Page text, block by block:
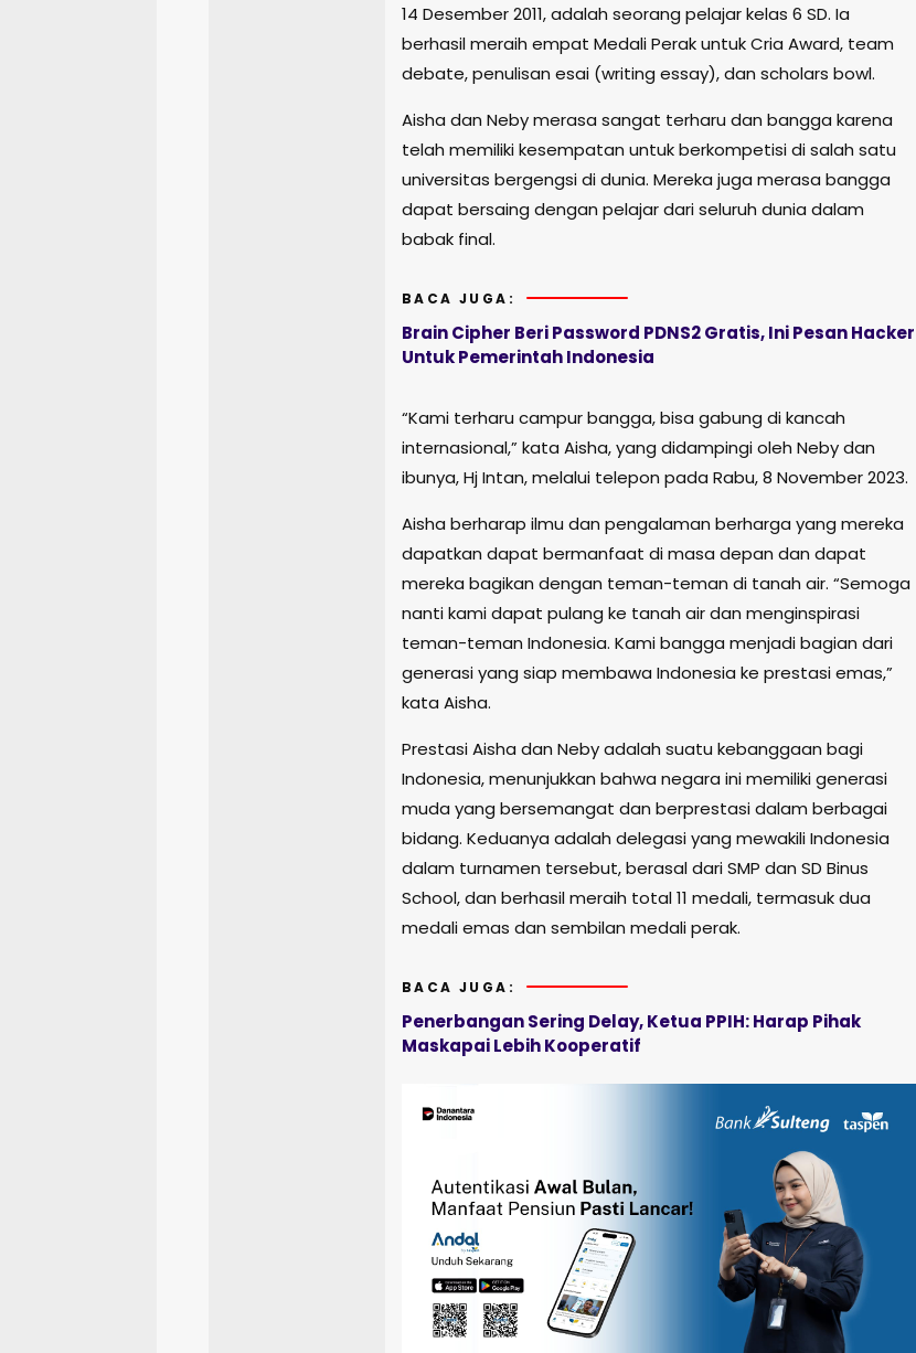
14 Desember 2011, adalah seorang pelajar kelas 6 SD. Ia
berhasil meraih empat Medali Perak untuk Cria Award, team
debate, penulisan esai (writing essay), dan scholars bowl.
Aisha dan Neby merasa sangat terharu dan bangga karena
telah memiliki kesempatan untuk berkompetisi di salah satu
universitas bergengsi di dunia. Mereka juga merasa bangga
dapat bersaing dengan pelajar dari seluruh dunia dalam
babak final.
BACA JUGA:
Brain Cipher Beri Password PDNS2 Gratis, Ini Pesan Hacker
Untuk Pemerintah Indonesia
“Kami terharu campur bangga, bisa gabung di kancah
internasional,” kata Aisha, yang didampingi oleh Neby dan
ibunya, Hj Intan, melalui telepon pada Rabu, 8 November 2023.
Aisha berharap ilmu dan pengalaman berharga yang mereka
dapatkan dapat bermanfaat di masa depan dan dapat
mereka bagikan dengan teman-teman di tanah air. “Semoga
nanti kami dapat pulang ke tanah air dan menginspirasi
teman-teman Indonesia. Kami bangga menjadi bagian dari
generasi yang siap membawa Indonesia ke prestasi emas,”
kata Aisha.
Prestasi Aisha dan Neby adalah suatu kebanggaan bagi
Indonesia, menunjukkan bahwa negara ini memiliki generasi
muda yang bersemangat dan berprestasi dalam berbagai
bidang. Keduanya adalah delegasi yang mewakili Indonesia
dalam turnamen tersebut, berasal dari SMP dan SD Binus
School, dan berhasil meraih total 11 medali, termasuk dua
medali emas dan sembilan medali perak.
BACA JUGA:
Penerbangan Sering Delay, Ketua PPIH: Harap Pihak
Maskapai Lebih Kooperatif